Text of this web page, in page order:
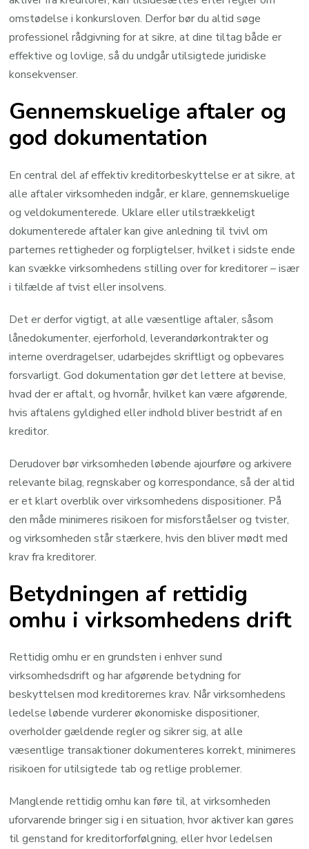
omstødelse i konkursloven. Derfor bør du altid søge
professionel rådgivning for at sikre, at dine tiltag både er
effektive og lovlige, så du undgår utilsigtede juridiske
konsekvenser.
Gennemskuelige aftaler og
god dokumentation
En central del af effektiv kreditorbeskyttelse er at sikre, at
alle aftaler virksomheden indgår, er klare, gennemskuelige
og veldokumenterede. Uklare eller utilstrækkeligt
dokumenterede aftaler kan give anledning til tvivl om
parternes rettigheder og forpligtelser, hvilket i sidste ende
kan svække virksomhedens stilling over for kreditorer – især
i tilfælde af tvist eller insolvens.
Det er derfor vigtigt, at alle væsentlige aftaler, såsom
lånedokumenter, ejerforhold, leverandørkontrakter og
interne overdragelser, udarbejdes skriftligt og opbevares
forsvarligt. God dokumentation gør det lettere at bevise,
hvad der er aftalt, og hvornår, hvilket kan være afgørende,
hvis aftalens gyldighed eller indhold bliver bestridt af en
kreditor.
Derudover bør virksomheden løbende ajourføre og arkivere
relevante bilag, regnskaber og korrespondance, så der altid
er et klart overblik over virksomhedens dispositioner. På
den måde minimeres risikoen for misforståelser og tvister,
og virksomheden står stærkere, hvis den bliver mødt med
krav fra kreditorer.
Betydningen af rettidig
omhu i virksomhedens drift
Rettidig omhu er en grundsten i enhver sund
virksomhedsdrift og har afgørende betydning for
beskyttelsen mod kreditorernes krav. Når virksomhedens
ledelse løbende vurderer økonomiske dispositioner,
overholder gældende regler og sikrer sig, at alle
væsentlige transaktioner dokumenteres korrekt, minimeres
risikoen for utilsigtede tab og retlige problemer.
Manglende rettidig omhu kan føre til, at virksomheden
uforvarende bringer sig i en situation, hvor aktiver kan gøres
til genstand for kreditorforfølgning, eller hvor ledelsen